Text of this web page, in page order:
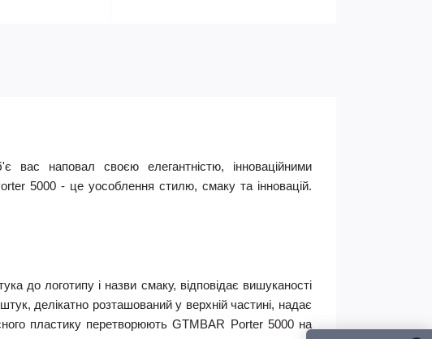
наповал своєю елегантністю, інноваційними
5000 - це уособлення стилю, смаку та інновацій.
до логотипу і назви смаку, відповідає вишуканості
делікатно розташований у верхній частині, надає
пластику перетворюють GTMBAR Porter 5000 на